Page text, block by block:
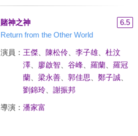
賭神之神
6.5
Return from the Other World
演員： 王傑、 陳松伶、 李子雄、 杜汶
澤、 廖啟智、 谷峰、 羅蘭、 羅冠
蘭、 梁永善、 郭佳思、 鄭子誠、
劉錦玲、 謝振邦
導演： 潘家富